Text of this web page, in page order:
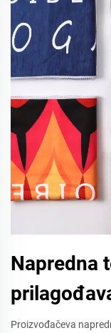
Napredna
Proizvođačeva